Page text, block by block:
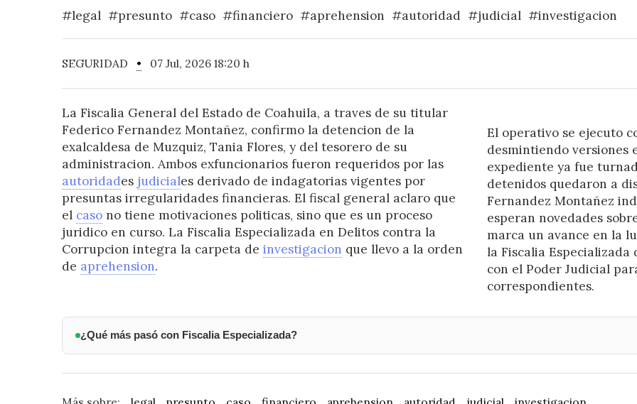
#legal #presunto #caso #financiero #aprehension #autoridad #judicial #investigacion
SEGURIDAD • 07 Jul, 2026 18:20 h
La Fiscalia General del Estado de Coahuila, a traves de su titular
Federico Fernandez Montañez, confirmo la detencion de la
exalcaldesa de Muzquiz, Tania Flores, y del tesorero de su
administracion. Ambos exfuncionarios fueron requeridos por las
autoridades judiciales derivado de indagatorias vigentes por
presuntas irregularidades financieras. El fiscal general aclaro que
el casono tiene motivaciones politicas, sino que es un proceso
juridico en curso. La Fiscalia Especializada en Delitos contra la
Corrupcion integra la carpeta de investigacion que llevo a la orden
de aprehension.
El operativo se ejecuto
desmintiendo versiones
expediente ya fue
detenidos quedaron a
Fernandez Montañez
esperan novedades
marca un avance en la
la Fiscalia
con el Poder Judicial
correspondientes.
¿Qué más pasó con Fiscalia Especializada?